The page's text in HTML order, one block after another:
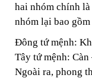
hai nhóm chính
nhóm lại bao
Đông tứ mệnh:
Tây tứ mệnh:
Ngoài ra, phong